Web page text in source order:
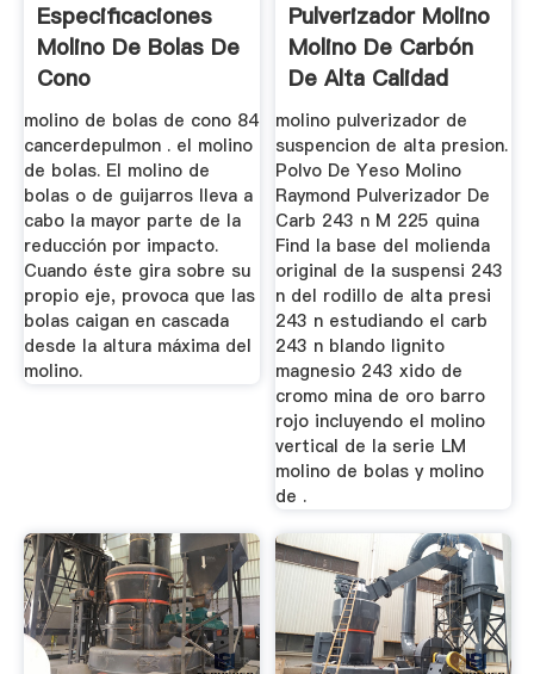
Especificaciones
Molino De Bolas De
Cono
molino de bolas de cono 84
cancerdepulmon . el molino
de bolas. El molino de
bolas o de guijarros lleva a
cabo la mayor parte de la
reducción por impacto.
Cuando éste gira sobre su
propio eje, provoca que las
bolas caigan en cascada
desde la altura máxima del
molino.
Pulverizador Molino
Molino De Carbón
De Alta Calidad
Para ...
molino pulverizador de
suspencion de alta presion.
Polvo De Yeso Molino
Raymond Pulverizador De
Carb 243 n M 225 quina
Find la base del molienda
original de la suspensi 243
n del rodillo de alta presi
243 n estudiando el carb
243 n blando lignito
magnesio 243 xido de
cromo mina de oro barro
rojo incluyendo el molino
vertical de la serie LM
molino de bolas y molino
de .